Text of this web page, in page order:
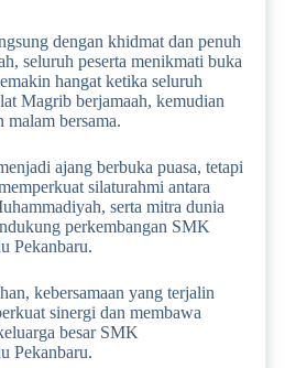
dengan khidmat dan penuh
seluruh peserta menikmati buka
hangat ketika seluruh
Magrib berjamaah, kemudian
bersama.
ajang berbuka puasa, tetapi
silaturahmi antara
serta mitra dunia
perkembangan SMK
Pekanbaru.
kebersamaan yang terjalin
sinergi dan membawa
besar SMK
Pekanbaru.